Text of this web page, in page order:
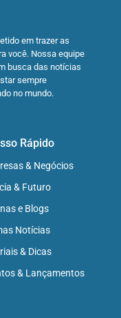
em trazer as
você. Nossa equipe
busca das notícias
sempre
no mundo.
Rápido
& Negócios
& Futuro
e Blogs
Notícias
& Dicas
& Lançamentos